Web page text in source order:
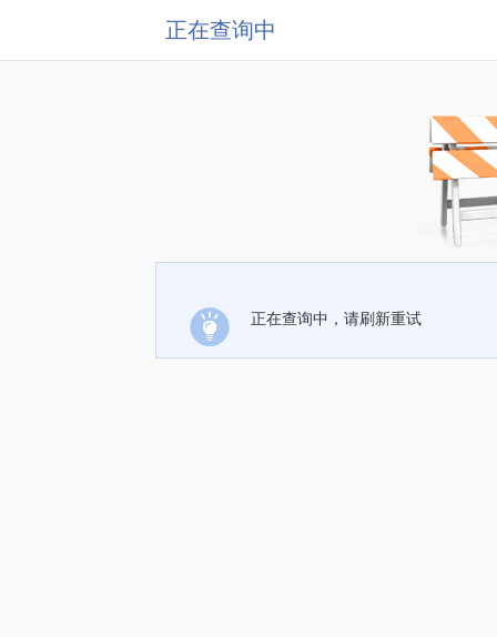
正在查询中
正在查询中，请刷新重试